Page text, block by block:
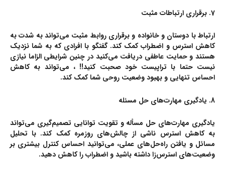
7. برقراری ارتباطات مثبت
ارتباط با دوستان و خانواده و برقراری روابط مثبت می‌تواند به شدت به
کاهش استرس و اضطراب کمک کند. گفتگو با افرادی که به شما نزدیک
هستند و حمایت عاطفی دریافت می‌کنید در چنین شرایطی الزاما نیازی
نیست حتما با تراپیست خود صحبت کنید!! ، می‌تواند به کاهش
احساس تنهایی و بهبود وضعیت روحی شما کمک کند.
8. یادگیری مهارت‌های حل مسئله
یادگیری مهارت‌های حل مسأله و تقویت توانایی تصمیم‌گیری می‌تواند
به کاهش استرس ناشی از چالش‌های روزمره کمک کند. با تحلیل
مسائل و یافتن راه‌حل‌های عملی، می‌توانید احساس کنترل بیشتری بر
وضعیت‌های استرس‌زا داشته باشید و اضطراب را کاهش دهید.